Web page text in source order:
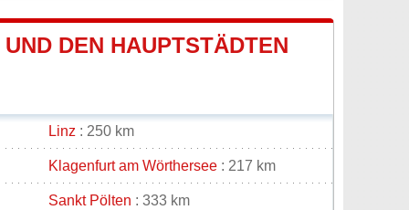
DEN HAUPTSTÄDTEN
Linz : 250 km
Klagenfurt am Wörthersee : 217 km
Sankt Pölten : 333 km